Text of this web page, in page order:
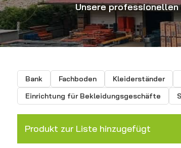
Unsere
Bank Fachboden Kleiderständer
Einrichtung für Bekleidungsgeschäfte
Produkt zur Liste hinzugefügt